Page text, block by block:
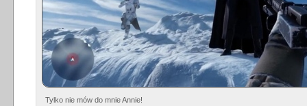
Tylko nie mów do mnie Annie!